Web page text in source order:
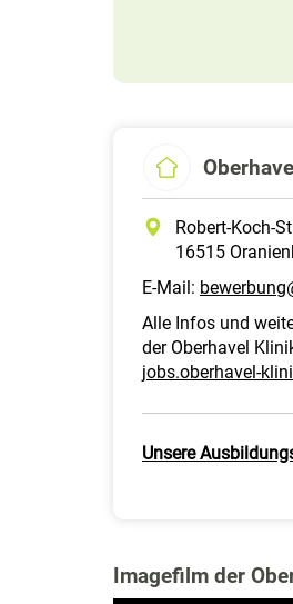
Robert-Koch-
16515
E-Mail:
Alle Infos und
der Oberhavel
jobs.oberhavel-
Unsere
Imagefilm der